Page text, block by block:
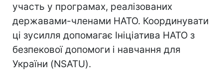
участь у програмах, реалізованих
державами-членами НАТО. Координувати
ці зусилля допомагає Ініціатива НАТО з
безпекової допомоги і навчання для
України (NSATU).